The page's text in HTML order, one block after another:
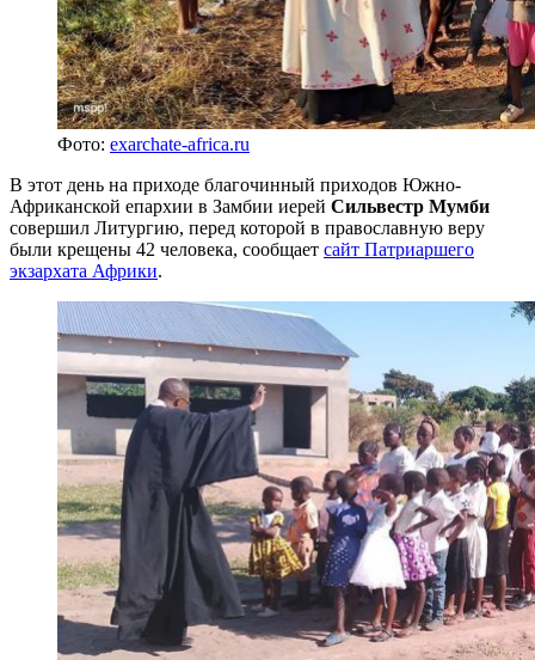
Фото: exarchate-africa.ru
В этот день на приходе благочинный приходов Южно-
Африканской епархии в Замбии иерей Сильвестр Мумби
совершил Литургию, перед которой в православную веру
были крещены 42 человека, сообщает сайт Патриаршего
экзархата Африки.